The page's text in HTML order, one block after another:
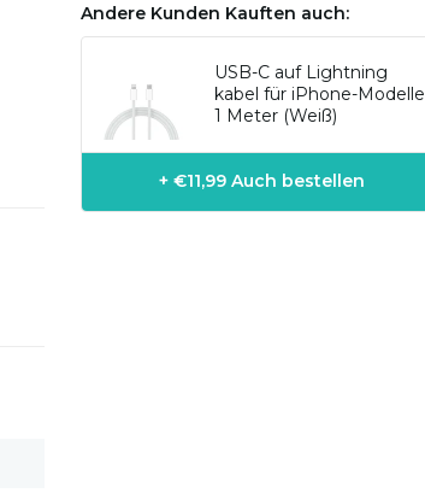
Andere Kunden Kauften auch:
USB-C auf Lightning
kabel für iPhone-Modelle
1 Meter (Weiß)
+ €11,99 Auch bestellen